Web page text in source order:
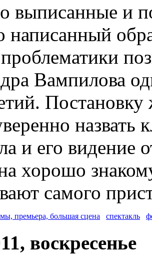
выписанные и
написанный
Вампилова
назвать
и его видение
хорошо
самого
премьера, большая сцена спектакль
воскресенье